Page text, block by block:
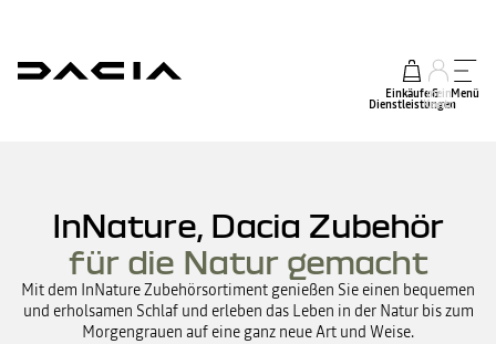
Einkäufe &
Dienstleistungen
mein
Konto
Menü
InNature, Dacia Zubehör
für die Natur gemacht
Mit dem InNature Zubehörsortiment genießen Sie einen bequemen
und erholsamen Schlaf und erleben das Leben in der Natur bis zum
Morgengrauen auf eine ganz neue Art und Weise.